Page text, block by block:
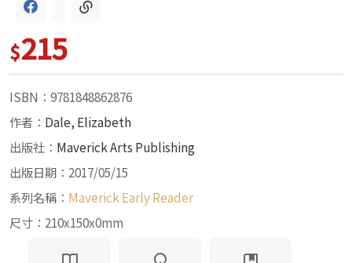
$215
ISBN：9781848862876
作者： Dale, Elizabeth
出版社： Maverick Arts Publishing
出版日期：2017/05/15
系列名稱： Maverick Early Reader
尺寸：210x150x0mm